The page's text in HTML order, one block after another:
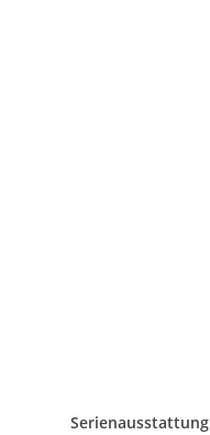
Serienausstattung